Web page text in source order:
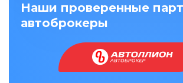
Наши проверенные
автоброкеры